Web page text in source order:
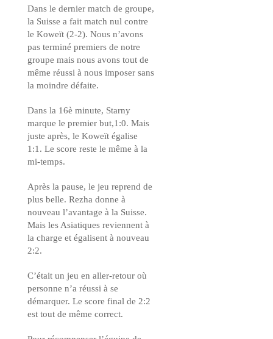
Dans le dernier match de groupe,
la Suisse a fait match nul contre
le Koweït (2-2). Nous n’avons
pas terminé premiers de notre
groupe mais nous avons tout de
même réussi à nous imposer sans
la moindre défaite.
Dans la 16è minute, Starny
marque le premier but,1:0. Mais
juste après, le Koweït égalise
1:1. Le score reste le même à la
mi-temps.
Après la pause, le jeu reprend de
plus belle. Rezha donne à
nouveau l’avantage à la Suisse.
Mais les Asiatiques reviennent à
la charge et égalisent à nouveau
2:2.
C’était un jeu en aller-retour où
personne n’a réussi à se
démarquer. Le score final de 2:2
est tout de même correct.